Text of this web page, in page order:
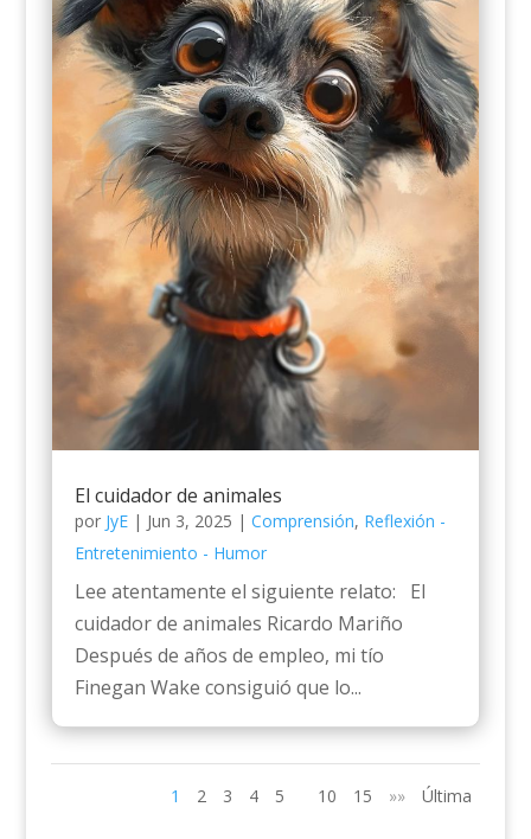
El cuidador de animales
por JyE| Jun 3, 2025 | Comprensión, Reflexión -
Entretenimiento - Humor
Lee atentamente el siguiente relato: El
cuidador de animales Ricardo Mariño
Después de años de empleo, mi tío
Finegan Wake consiguió que lo...
1 2 3 4 5 10 15 »» Última